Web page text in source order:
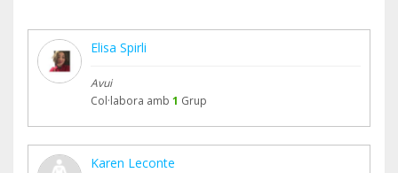
Elisa Spirli
Avui
Col·labora amb 1 Grup
Karen Leconte